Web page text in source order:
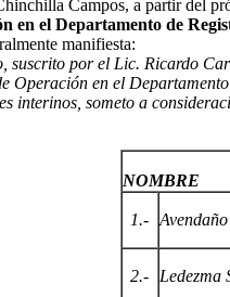
Campos, a partir del
en el Departamento de
manifiesta:
por el Lic. Ricardo
en el
interinos, someto a
NOMBRE
1.-
2.- Ledezma